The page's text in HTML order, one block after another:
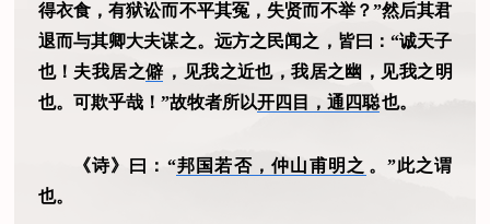
得衣食，有狱讼而不平其冤，失贤而不举？”然后其君
退而与其卿大夫谋之。远方之民闻之，皆曰：“诚天子
也！夫我居之僻 ，见我之近也，我居之幽，见我之明
也。可欺乎哉！”故牧者所以开四目，通四聪也。
《诗》曰：“邦国若否，仲山甫明之 。”此之谓
也。